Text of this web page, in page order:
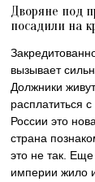
Дворяне под
посадили на
вызывает
Должники
расплатиться
России это
страна
это не так.
империи жило